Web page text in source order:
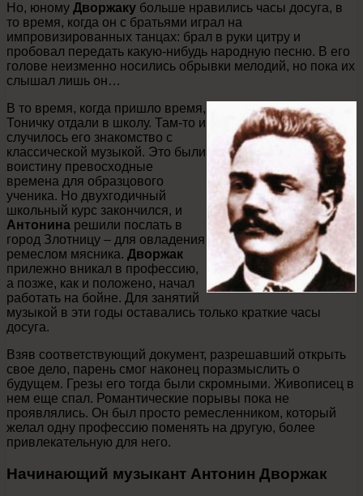
Но, юному Дворжаку больше нравились часы досуга, в
то время, когда он с братьями играл на
импровизированных танцах: брал в руки цитру и
пробовал передать какую-нибудь народную песню. В его
голове неизменно носились обрывки мелодий, но пока их
слышал лишь он…
В то время, когда пришло время,
Тоничку отдали в школу. Там-то и
случилось его знакомство с
классической музыкой. Это были
воистину превосходные
времена для образцового
ученика. Но двухгодичный
школьный курс закончился, и
Антонина решили послать в
город Злотницу – для овладения
ремеслом мясника. Дворжак
прилежно вникал в профессию,
а позже, как и положено, начал
работать на бойне. Для занятий
музыкой в эти годы оставались только краткие часы
досуга.
Взяв соответствующий документ, разрешавший открыть
свое дело, парень смог наконец поразмыслить о
будущем. Грезы его тогда были скромными. Живописец в
нем еще спал. Романтические порывы пока не
проявлялись. Он был просто ремесленником, который
желал одну профессию поменять на другую, более
привлекательную для него.
Начинающий музыкант Антонин Дворжак